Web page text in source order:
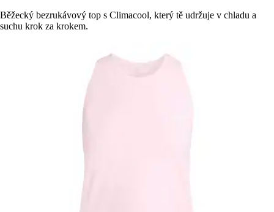
Běžecký bezrukávový top s Climacool, který tě udržuje v chladu a
suchu krok za krokem.